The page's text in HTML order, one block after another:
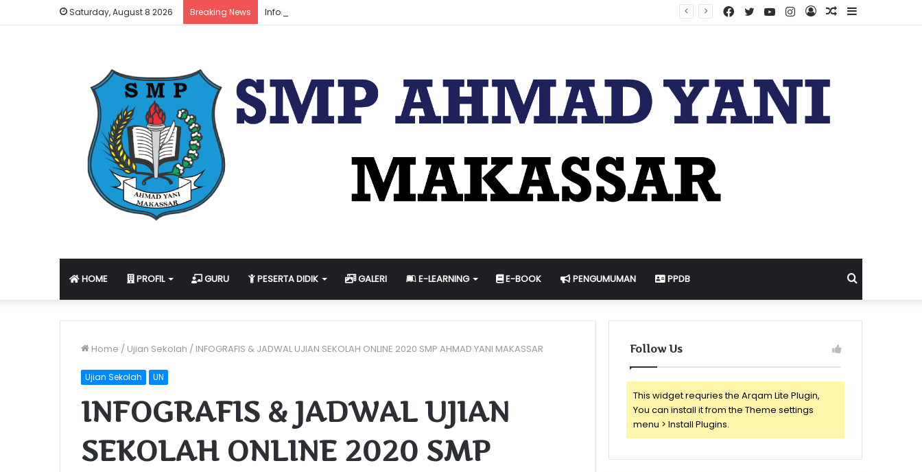
Saturday, August 8 2026 Breaking News Informasi & Jadwal Ujian Sekolah Tahun Pelajaran 2023-2024 Sidebar
Random
Log
Instagram
YouTube
Twitter
Facebook
HOME PROFIL GURU PESERTA DIDIK GALERI E-LEARNING E-BOOK PENGUMUMAN PPDB Search
for
Home / Ujian Sekolah / INFOGRAFIS & JADWAL UJIAN SEKOLAH ONLINE 2020 SMP AHMAD YANI MAKASSAR
Ujian Sekolah UN
INFOGRAFIS & JADWAL UJIAN
SEKOLAH ONLINE 2020 SMP
Follow Us
This widget requries the Arqam Lite Plugin,
You can install it from the Theme settings
menu > Install Plugins.